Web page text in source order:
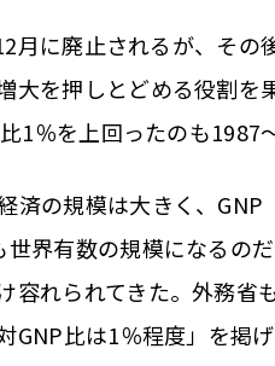
月に廃止されるが、その
大を押しとどめる役割
1％を上回ったのも1987
済の規模は大きく、
界有数の規模になるの
容れられてきた。外務省
GNP比は1％程度」を掲